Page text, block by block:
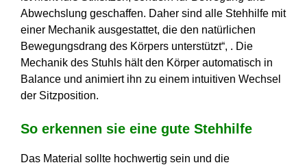
Abwechslung geschaffen. Daher sind alle Stehhilfe mit
einer Mechanik ausgestattet, die den natürlichen
Bewegungsdrang des Körpers unterstützt“, . Die
Mechanik des Stuhls hält den Körper automatisch in
Balance und animiert ihn zu einem intuitiven Wechsel
der Sitzposition.
So erkennen sie eine gute Stehhilfe
Das Material sollte hochwertig sein und die